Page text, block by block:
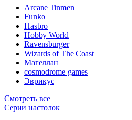
Arcane Tinmen
Funko
Hasbro
Hobby World
Ravensburger
Wizards of The Coast
Магеллан
сosmodrome games
Эврикус
Смотреть все
Серии настолок